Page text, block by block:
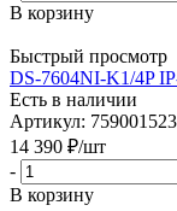
В корзину
Быстрый просмотр
DS-7604NI-K1/4P
Есть в наличии
Артикул: 759001523
14 390 ₽/шт
-
В корзину